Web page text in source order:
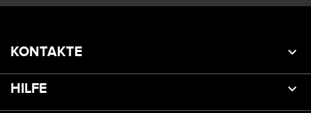
KONTAKTE
HILFE